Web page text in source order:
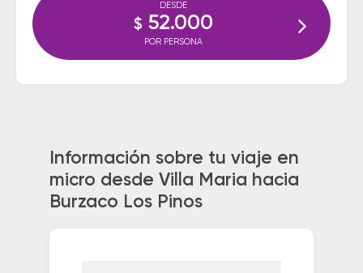
DESDE
$ 52.000
POR PERSONA
Información sobre tu viaje en
micro desde Villa Maria hacia
Burzaco Los Pinos